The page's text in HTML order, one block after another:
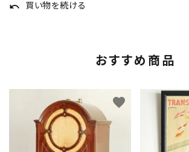
undo 買い物を続ける
おすすめ商品
favorite